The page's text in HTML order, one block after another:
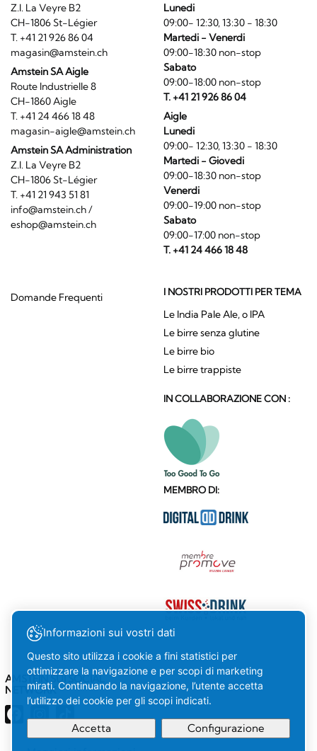
Z.I. La Veyre B2
CH-1806 St-Légier
T. +41 21 926 86 04
magasin@amstein.ch
Amstein SA Aigle
Route Industrielle 8
CH-1860 Aigle
T. +41 24 466 18 48
magasin-aigle@amstein.ch
Amstein SA Administration
Z.I. La Veyre B2
CH-1806 St-Légier
T. +41 21 943 51 81
info@amstein.ch/
eshop@amstein.ch
Lunedi
09:00- 12:30, 13:30 - 18:30
Martedi - Venerdi
09:00-18:30 non-stop
Sabato
09:00-18:00 non-stop
T. +41 21 926 86 04
Aigle
Lunedi
09:00- 12:30, 13:30 - 18:30
Martedi - Giovedi
09:00-18:30 non-stop
Venerdi
09:00-19:00 non-stop
Sabato
09:00-17:00 non-stop
T. +41 24 466 18 48
Domande Frequenti I NOSTRI PRODOTTI PER TEMA
Le India Pale Ale, o IPA
Le birre senza glutine
Le birre bio
Le birre trappiste
IN COLLABORAZIONE CON :
MEMBRO DI:
AMSTEIN SUI SOCIAL
NETWORK
Informazioni sui vostri dati
Questo sito utilizza i cookie a fini statistici per
ottimizzare la navigazione e per scopi di marketing
mirati. Continuando la navigazione, l’utente accetta
l’utilizzo dei cookie per gli scopi indicati.
Accetta Configurazione